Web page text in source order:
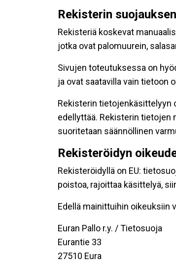
Rekisterin
Rekisteriä koskevat
jotka ovat palomuurein,
Sivujen toteutuksessa on
ja ovat saatavilla vain tietoon
Rekisterin tietojenkäsittelyyn
edellyttää. Rekisterin tietojen
suoritetaan säännöllinen
Rekisteröidyn
Rekisteröidyllä on EU:
poistoa, rajoittaa käsittelyä,
Edellä mainittuihin oikeuksiin
Euran Pallo r.y. / Tietosuoja
Eurantie 33
27510 Eura